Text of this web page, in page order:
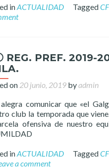
inACTUALIDAD Tagged
REG. PREF. 2019-
on 20 junio, 2019 byadmin
comunicar que «el
club la temporada que
ofensiva de nuestro
inACTUALIDAD Tagged
a comment